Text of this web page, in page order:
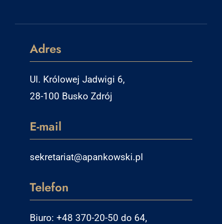
Adres
Ul. Królowej Jadwigi 6,
28-100 Busko Zdrój
E-mail
sekretariat@apankowski.pl
Telefon
Biuro: +48 370-20-50 do 64,